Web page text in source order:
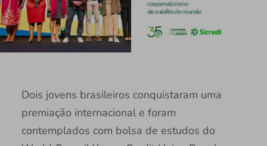
Dois jovens brasileiros conquistaram uma
premiação internacional e foram
contemplados com bolsa de estudos do